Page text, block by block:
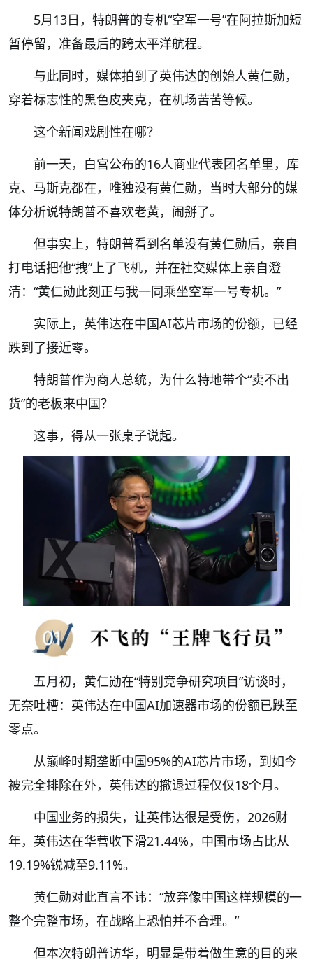
5月13日，特朗普的专机“空军一号”在阿拉斯加短
暂停留，准备最后的跨太平洋航程。
与此同时，媒体拍到了英伟达的创始人黄仁勋，
穿着标志性的黑色皮夹克，在机场苦苦等候。
这个新闻戏剧性在哪？
前一天，白宫公布的16人商业代表团名单里，库
克、马斯克都在，唯独没有黄仁勋，当时大部分的媒
体分析说特朗普不喜欢老黄，闹掰了。
但事实上，特朗普看到名单没有黄仁勋后，亲自
打电话把他“拽”上了飞机，并在社交媒体上亲自澄
清：“黄仁勋此刻正与我一同乘坐空军一号专机。”
实际上，英伟达在中国AI芯片市场的份额，已经
跌到了接近零。
特朗普作为商人总统，为什么特地带个“卖不出
货”的老板来中国？
这事，得从一张桌子说起。
五月初，黄仁勋在“特别竞争研究项目”访谈时，
无奈吐槽：英伟达在中国AI加速器市场的份额已跌至
零点。
从巅峰时期垄断中国95%的AI芯片市场，到如今
被完全排除在外，英伟达的撤退过程仅仅18个月。
中国业务的损失，让英伟达很是受伤，2026财
年，英伟达在华营收下滑21.44%，中国市场占比从
19.19%锐减至9.11%。
黄仁勋对此直言不讳：“放弃像中国这样规模的一
整个完整市场，在战略上恐怕并不合理。”
但本次特朗普访华，明显是带着做生意的目的来